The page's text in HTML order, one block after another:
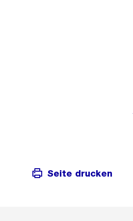
Seite drucken